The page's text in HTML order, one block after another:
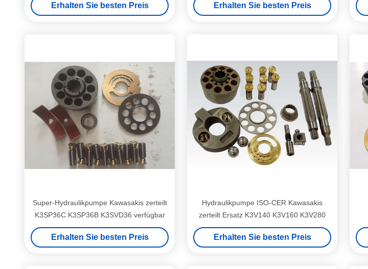
Sets
Erhalten Sie besten Preis Erhalten Sie besten Preis
Super-Hydraulikpumpe Kawasakis zerteilt
K3SP36C K3SP36B K3SVD36 verfügbar
Erhalten Sie besten Preis
Hydraulikpumpe ISO-CER Kawasakis
zerteilt Ersatz K3V140 K3V160 K3V280
Erhalten Sie besten Preis